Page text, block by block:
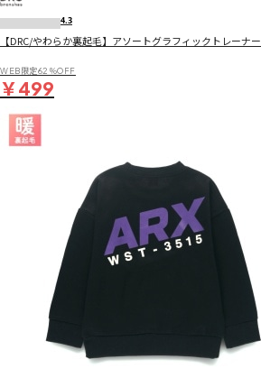
4.3
【DRC/やわらか裏起毛】アソートグラフィックトレーナー
WEB限定62％OFF
￥499